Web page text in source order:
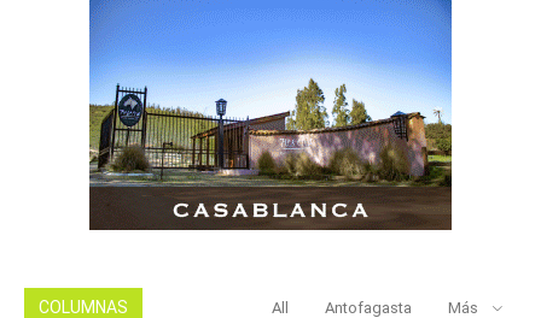
COLUMNAS All Antofagasta Más